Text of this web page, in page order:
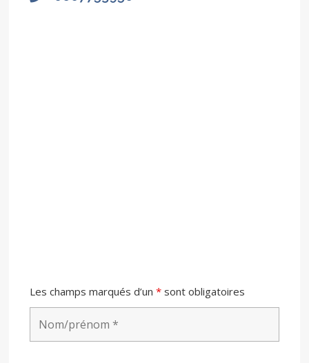
Les champs marqués d’un* sont obligatoires